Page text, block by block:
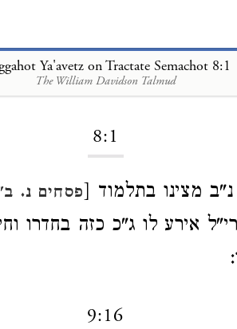
Ya'avetz on Tractate Semachot 8:1
The William Davidson Talmud
Loading...
8:1
נ"ב מצינו בתלמוד [פסחים נ.
אירע לו ג"כ כזה בחדרו
9:16